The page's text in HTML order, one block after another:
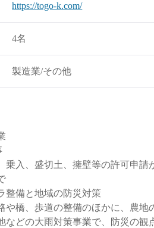
https://togo-k.com/
4名
製造業/その他
乗入、盛切土、擁壁等の許可申
整備と地域の防災対策
や橋、歩道の整備のほかに、農地
などの大雨対策事業で、防災の観